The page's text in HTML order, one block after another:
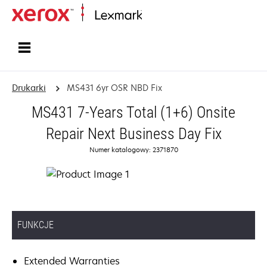
Drukarki MS431 6yr OSR NBD Fix
MS431 7-Years Total (1+6) Onsite
Repair Next Business Day Fix
Numer katalogowy: 2371870
FUNKCJE
Extended Warranties